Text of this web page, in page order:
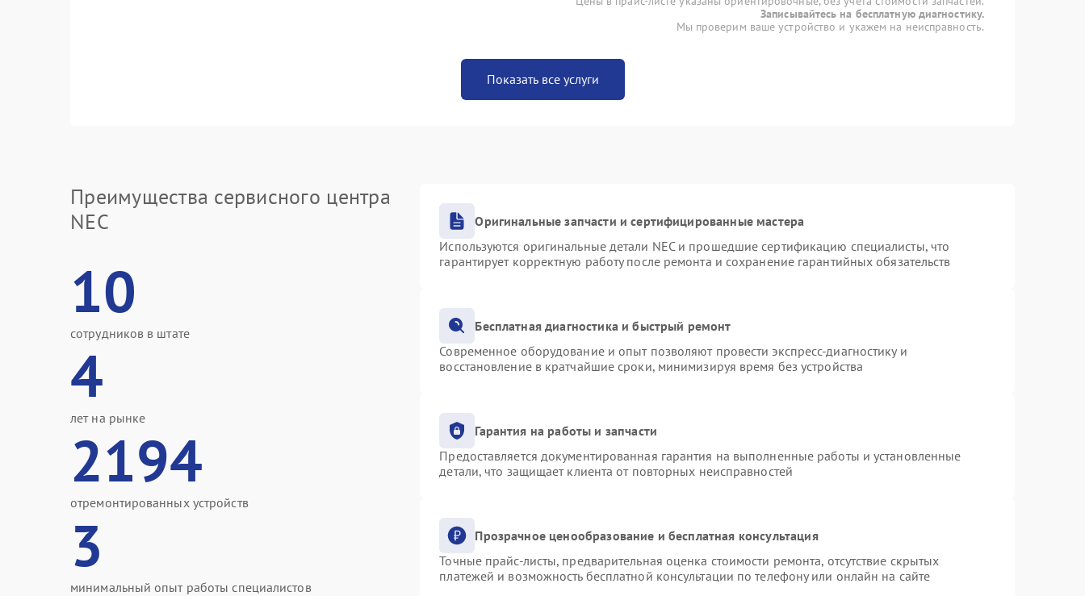
Записывайтесь на бесплатную диагностику.
Мы проверим ваше устройство и укажем на неисправность.
Показать все услуги
Преимущества сервисного центра
NEC
10
сотрудников в штате
4
лет на рынке
2194
отремонтированных устройств
3
минимальный опыт работы специалистов
Оригинальные запчасти и сертифицированные мастера
Используются оригинальные детали NEC и прошедшие сертификацию специалисты, что
гарантирует корректную работу после ремонта и сохранение гарантийных обязательств
Бесплатная диагностика и быстрый ремонт
Современное оборудование и опыт позволяют провести экспресс-диагностику и
восстановление в кратчайшие сроки, минимизируя время без устройства
Гарантия на работы и запчасти
Предоставляется документированная гарантия на выполненные работы и установленные
детали, что защищает клиента от повторных неисправностей
Прозрачное ценообразование и бесплатная консультация
Точные прайс-листы, предварительная оценка стоимости ремонта, отсутствие скрытых
платежей и возможность бесплатной консультации по телефону или онлайн на сайте